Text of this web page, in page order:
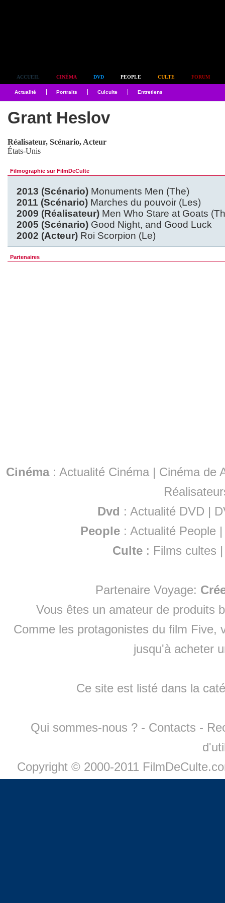
ACCUEIL CINÉMA DVD PEOPLE CULTE FORUM
Actualité Portraits Culculte Entretiens
Grant Heslov
Réalisateur, Scénario, Acteur
États-Unis
Filmographie sur FilmDeCulte
2013 (Scénario) Monuments Men (The)
2011 (Scénario) Marches du pouvoir (Les)
2009 (Réalisateur) Men Who Stare at Goats
2005 (Scénario) Good Night, and Good Luck
2002 (Acteur) Roi Scorpion (Le)
Partenaires
Cinéma: Actualité Cinéma | Cinéma de
Dvd : Actualité DVD |
People :Actualité People
Culte : Films cultes
Partenaire Voyage:
Vous êtes un amateur de produits
Comme les protagonistes du film Five,
jusqu'à acheter
Ce site est listé dans la
Qui sommes-nous ? - Contacts -
Copyright © 2000-2011